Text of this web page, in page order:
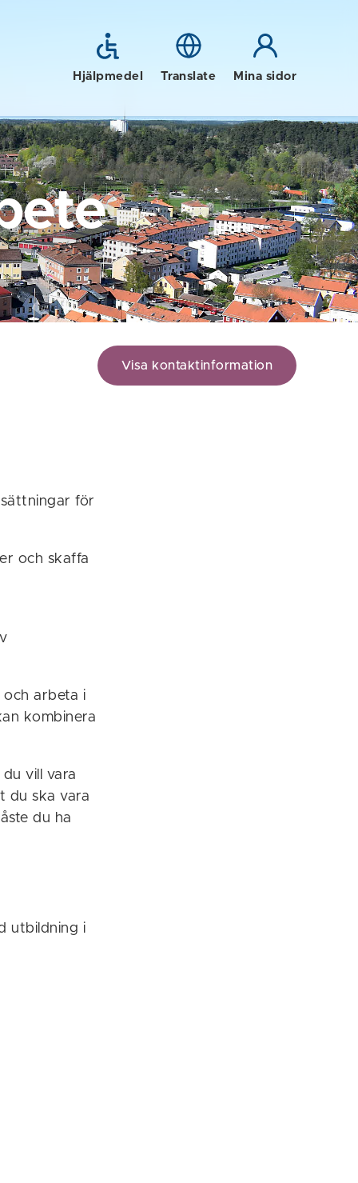
Hjälpmedel Translate Mina sidor
Visa kontaktinformation
för
och skaffa
arbeta i
kombinera
vill vara
du ska vara
du ha
utbildning i